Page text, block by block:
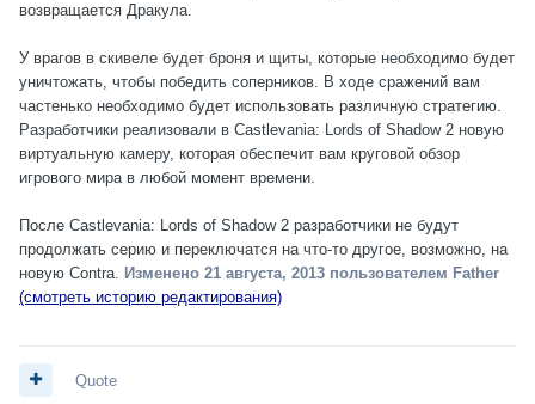
возвращается Дракула.
У врагов в скивеле будет броня и щиты, которые необходимо будет
уничтожать, чтобы победить соперников. В ходе сражений вам
частенько необходимо будет использовать различную стратегию.
Разработчики реализовали в Castlevania: Lords of Shadow 2 новую
виртуальную камеру, которая обеспечит вам круговой обзор
игрового мира в любой момент времени.
После Castlevania: Lords of Shadow 2 разработчики не будут
продолжать серию и переключатся на что-то другое, возможно, на
новую Contra. Изменено 21 августа, 2013 пользователем Father
(смотреть историю редактирования)
Quote